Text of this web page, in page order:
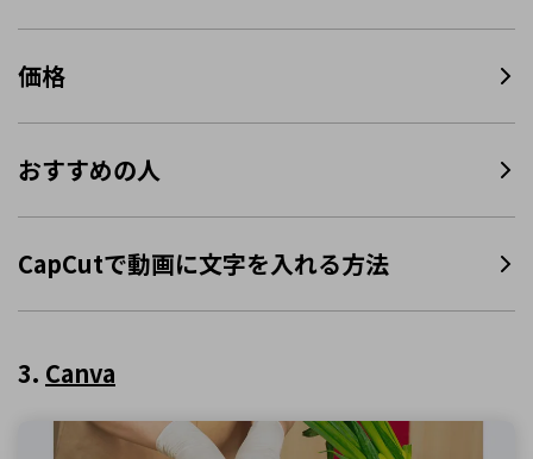
価格
おすすめの人
CapCutで動画に文字を入れる方法
3. Canva